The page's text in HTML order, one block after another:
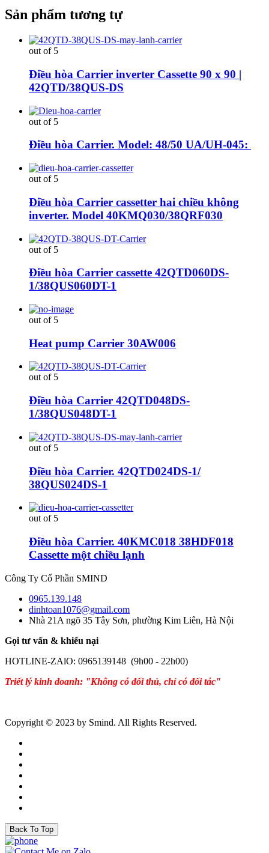
Sản phẩm tương tự
out of 5
Điều hòa Carrier inverter Cassette 90 x 90 |
42QTD/38QUS-DS
out of 5
Điều hòa Carrier. Model: 48/50 UA/UH-045:
out of 5
Điều hòa Carrier cassetter hai chiều không
inverter. Model 40KMQ030/38QRF030
out of 5
Điều hòa Carrier cassette 42QTD060DS-
1/38QUS060DT-1
out of 5
Heat pump Carrier 30AW006
out of 5
Điều hòa Carrier 42QTD048DS-
1/38QUS048DT-1
out of 5
Điều hòa Carrier. 42QTD024DS-1/
38QUS024DS-1
out of 5
Điều hòa Carrier. 40KMC018 38HDF018
Cassette một chiều lạnh
Công Ty Cổ Phần SMIND
0965.139.148
dinhtoan1076@gmail.com
Nhà 21A ngõ 35 Tây Sơn, phường Kim Liên, Hà Nội
Gọi tư vấn & khiếu nại
HOTLINE-ZAlO: 0965139148 (9h00 - 22h00)
Triết lý kinh doanh: "Không có đối thủ, chỉ có đối tác"
Copyright © 2023 by Smind. All Rights Reserved.
Back To Top